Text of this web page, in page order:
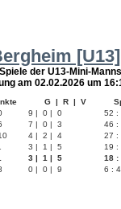
[U13]
der U13-Mini-
am 02.02.2026 um
G | R | V
9 | 0 | 0
52 :
7 | 0 | 3
46 :
4 | 2 | 4
27 :
3 | 1 | 5
19 :
3 | 1 | 5
18 :
0 | 0 | 9
6 :